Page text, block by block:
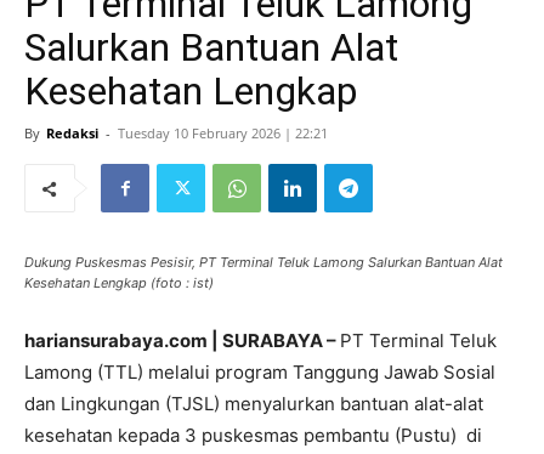
Salurkan Bantuan Alat
Kesehatan Lengkap
By Redaksi - Tuesday 10 February 2026 | 22:21
Dukung Puskesmas Pesisir, PT Terminal Teluk Lamong Salurkan Bantuan Alat
Kesehatan Lengkap (foto : ist)
hariansurabaya.com | SURABAYA – PT Terminal Teluk
Lamong (TTL) melalui program Tanggung Jawab Sosial
dan Lingkungan (TJSL) menyalurkan bantuan alat-alat
kesehatan kepada 3 puskesmas pembantu (Pustu) di